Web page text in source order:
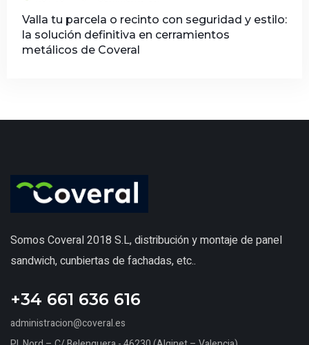
Valla tu parcela o recinto con seguridad y estilo:
la solución definitiva en cerramientos
metálicos de Coveral
Somos Coveral 2018 S.L, distribución y montaje de panel
sandwich, cunbiertas de fachadas, etc..
+34 661 636 616
administracion@coveral.es